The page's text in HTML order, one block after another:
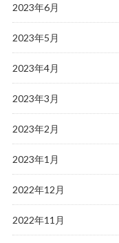
2023年6月
2023年5月
2023年4月
2023年3月
2023年2月
2023年1月
2022年12月
2022年11月